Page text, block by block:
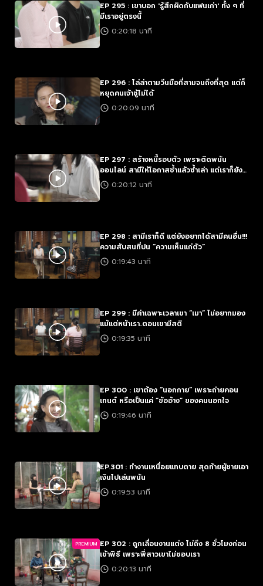
EP 295 : เขาบอก 'รู้สึกผิดกับแฟนเก่า' ทั้ง ๆ ที่
มีเราอยู่ตรงนี้
0:20:18 นาที
EP 296 : ไล่ล่าตามวีนมือที่สามจนถึงที่สุด แต่ก็
หยุดคนเจ้าชู้ไม่ได้
0:20:09 นาที
EP 297 : สร้างหนี้รอบตัว เพราะติดพนัน
ออนไลน์ สามีให้โอกาสซ้ำแล้วซ้ำเล่า แต่เราก็ยัง
เคลียร์ไม่ได้
0:20:12 นาที
EP 298 : สามีเราก็ดี แต่ยังอยากได้สามีคนอื่น!!!
ความสับสนที่ปน “ความเห็นแก่ตัว”
0:19:43 นาที
EP 299 : มีค่าเฉพาะเวลาเขา “เมา” ไม่อยากมอง
แม้แต่หน้าเรา..ตอนเขามีสติ
0:19:35 นาที
EP 300 : เขาต้อง “นอกกาย” เพราะถ่ายคอน
เทนต์ หรือเป็นแค่ “ข้ออ้าง” ของคนนอกใจ
0:19:46 นาที
EP.301 : ทำงานเหนื่อยแทบตาย สุดท้ายผู้ชายเอา
เงินไปเล่นพนัน
0:19:53 นาที
PREMIUM EP 302 : ถูกเลื่อนงานแต่ง ไม่ถึง 8 ชั่วโมงก่อน
เข้าพิธี เพราะพี่สาวเขาไม่ชอบเรา
0:20:13 นาที